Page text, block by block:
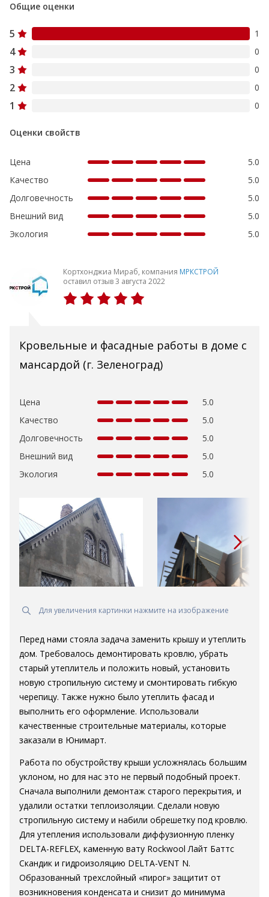
Общие оценки
5 1
4 0
3 0
2 0
1 0
Оценки свойств
Цена
5.0
Качество
5.0
Долговечность
5.0
Внешний вид
5.0
Экология
5.0
Кортхонджиа Мираб, компания МРКСТРОЙ
оставил отзыв 3 августа 2022
Кровельные и фасадные работы в доме с
мансардой (г. Зеленоград)
Цена
5.0
Качество
5.0
Долговечность
5.0
Внешний вид
5.0
Экология
5.0
Для увеличения картинки нажмите на изображение
Перед нами стояла задача заменить крышу и утеплить
дом. Требовалось демонтировать кровлю, убрать
старый утеплитель и положить новый, установить
новую стропильную систему и смонтировать гибкую
черепицу. Также нужно было утеплить фасад и
выполнить его оформление. Использовали
качественные строительные материалы, которые
заказали в Юнимарт.
Работа по обустройству крыши усложнялась большим
уклоном, но для нас это не первый подобный проект.
Сначала выполнили демонтаж старого перекрытия, и
удалили остатки теплоизоляции. Сделали новую
стропильную систему и набили обрешетку под кровлю.
Для утепления использовали диффузионную пленку
DELTA-REFLEX, каменную вату Rockwool Лайт Баттс
Скандик и гидроизоляцию DELTA-VENT N.
Образованный трехслойный «пирог» защитит от
возникновения конденсата и снизит до минимума